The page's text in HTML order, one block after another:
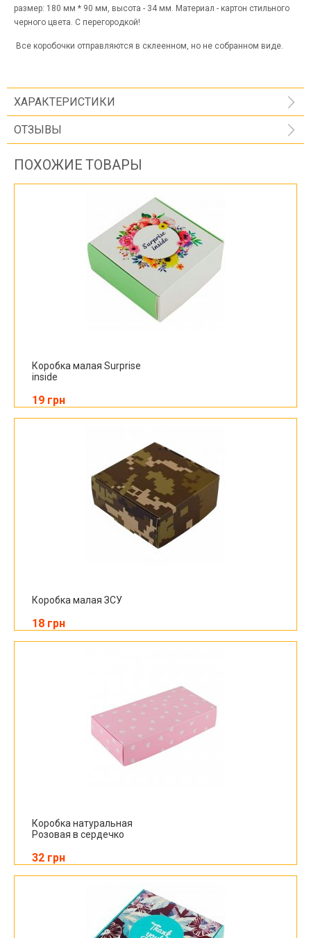
размер: 180 мм * 90 мм, высота - 34 мм. Материал - картон стильного
черного цвета. С перегородкой!
Все коробочки отправляются в склеенном, но не собранном виде.
ХАРАКТЕРИСТИКИ
ОТЗЫВЫ
ПОХОЖИЕ ТОВАРЫ
Коробка малая Surprise
inside
19 грн
Коробка малая ЗСУ
18 грн
Коробка натуральная
Розовая в сердечко
32 грн